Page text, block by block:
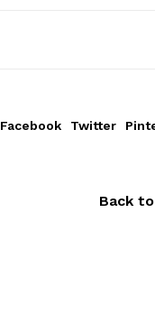
Facebook Twitter
Back